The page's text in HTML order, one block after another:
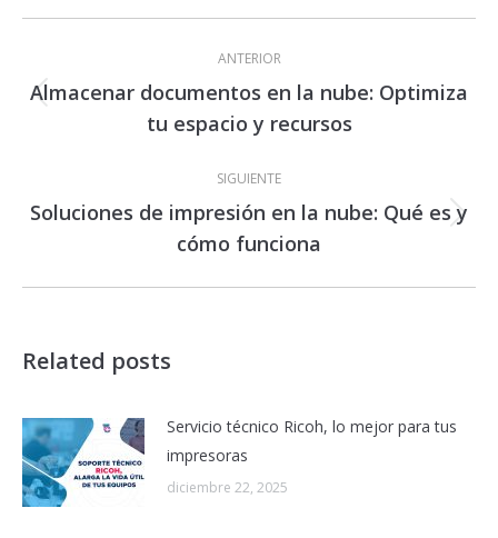
Navegación
publicaciones
ANTERIOR
Publicación
anterior:
Almacenar documentos en la nube: Optimiza
tu espacio y recursos
SIGUIENTE
Publicación
siguiente:
Soluciones de impresión en la nube: Qué es y
cómo funciona
Related posts
Servicio técnico Ricoh, lo mejor para tus
impresoras
diciembre 22, 2025